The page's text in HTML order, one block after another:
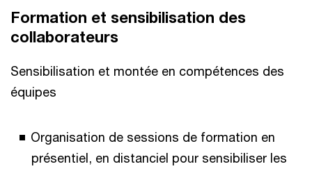
Formation et sensibilisation des
collaborateurs
Sensibilisation et montée en compétences des
équipes
Organisation de sessions de formation en
présentiel, en distanciel pour sensibiliser les